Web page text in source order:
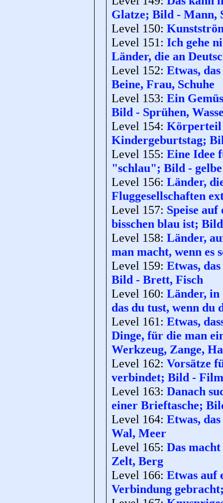
Glatze; Bild - Mann,
Level 150:
Level 151: Ich gehe
Länder, die an
Level 152: Etwas,
Beine, Frau, Schuhe
Level 153: Ein
Bild - Sprühen,
Level 154: Körperteil
Kindergeburtstag;
Level 155: Eine Idee
"schlau"; Bild - gelbe
Level 156: Länder,
Fluggesellschaften
Level 157: Speise
bisschen blau ist;
Level 158: Länder,
man macht, wenn es
Level 159: Etwas,
Bild - Brett, Fisch
Level 160: Länder, in
das du tust, wenn du
Level 161: Etwas,
Dinge, für die man
Werkzeug, Zange,
Level 162: Vorsätze
verbindet; Bild -
Level 163: Danach
einer Brieftasche;
Level 164: Etwas,
Wal, Meer
Level 165: Das
Zelt, Berg
Level 166: Etwas auf
Verbindung